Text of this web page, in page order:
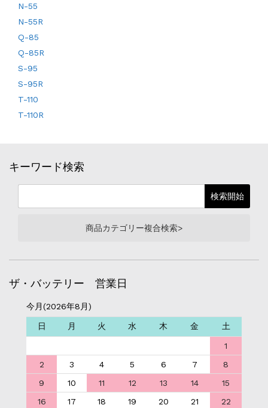
N-55
N-55R
Q-85
Q-85R
S-95
S-95R
T-110
T-110R
キーワード検索
商品カテゴリー複合検索>
ザ・バッテリー 営業日
今月(2026年8月)
日 月 火 水 木 金 土
1
2
3 4 5 6 7
8
9
10 11 12 13 14
15
16
17 18 19 20 21
22